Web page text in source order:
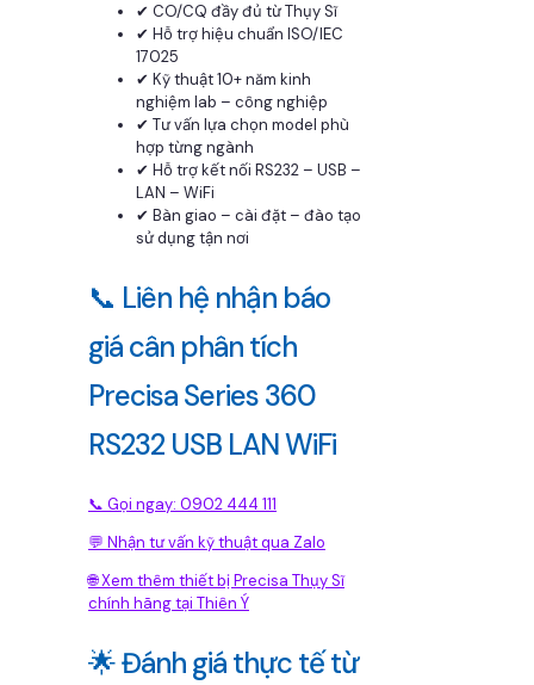
✔ CO/CQ đầy đủ từ Thụy Sĩ
✔ Hỗ trợ hiệu chuẩn ISO/IEC
17025
✔ Kỹ thuật 10+ năm kinh
nghiệm lab – công nghiệp
✔ Tư vấn lựa chọn model phù
hợp từng ngành
✔ Hỗ trợ kết nối RS232 – USB –
LAN – WiFi
✔ Bàn giao – cài đặt – đào tạo
sử dụng tận nơi
📞 Liên hệ nhận báo
giá cân phân tích
Precisa Series 360
RS232 USB LAN WiFi
📞 Gọi ngay: 0902 444 111
💬 Nhận tư vấn kỹ thuật qua Zalo
🌐 Xem thêm thiết bị Precisa Thụy Sĩ
chính hãng tại Thiên Ý
🌟 Đánh giá thực tế từ